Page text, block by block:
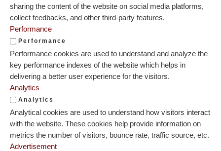
sharing the content of the website on social media platforms,
collect feedbacks, and other third-party features.
Performance
Performance
Performance cookies are used to understand and analyze the
key performance indexes of the website which helps in
delivering a better user experience for the visitors.
Analytics
Analytics
Analytical cookies are used to understand how visitors interact
with the website. These cookies help provide information on
metrics the number of visitors, bounce rate, traffic source, etc.
Advertisement